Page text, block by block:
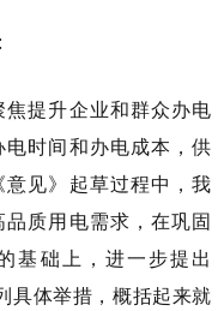
:
提升企业和群众办电
时间和办电成本，供
见》起草过程中，我
质用电需求，在巩固
基础上，进一步提出
具体举措，概括起来就